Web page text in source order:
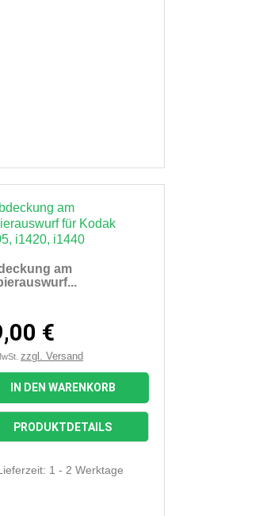
 Vorschau
am
€
zzgl. Versand
IN DEN WARENKORB
PRODUKTDETAILS
1 - 2 Werktage